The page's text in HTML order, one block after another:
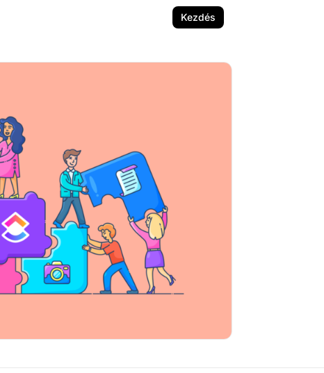
Kezdés